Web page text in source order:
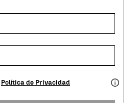
Política de Privacidad